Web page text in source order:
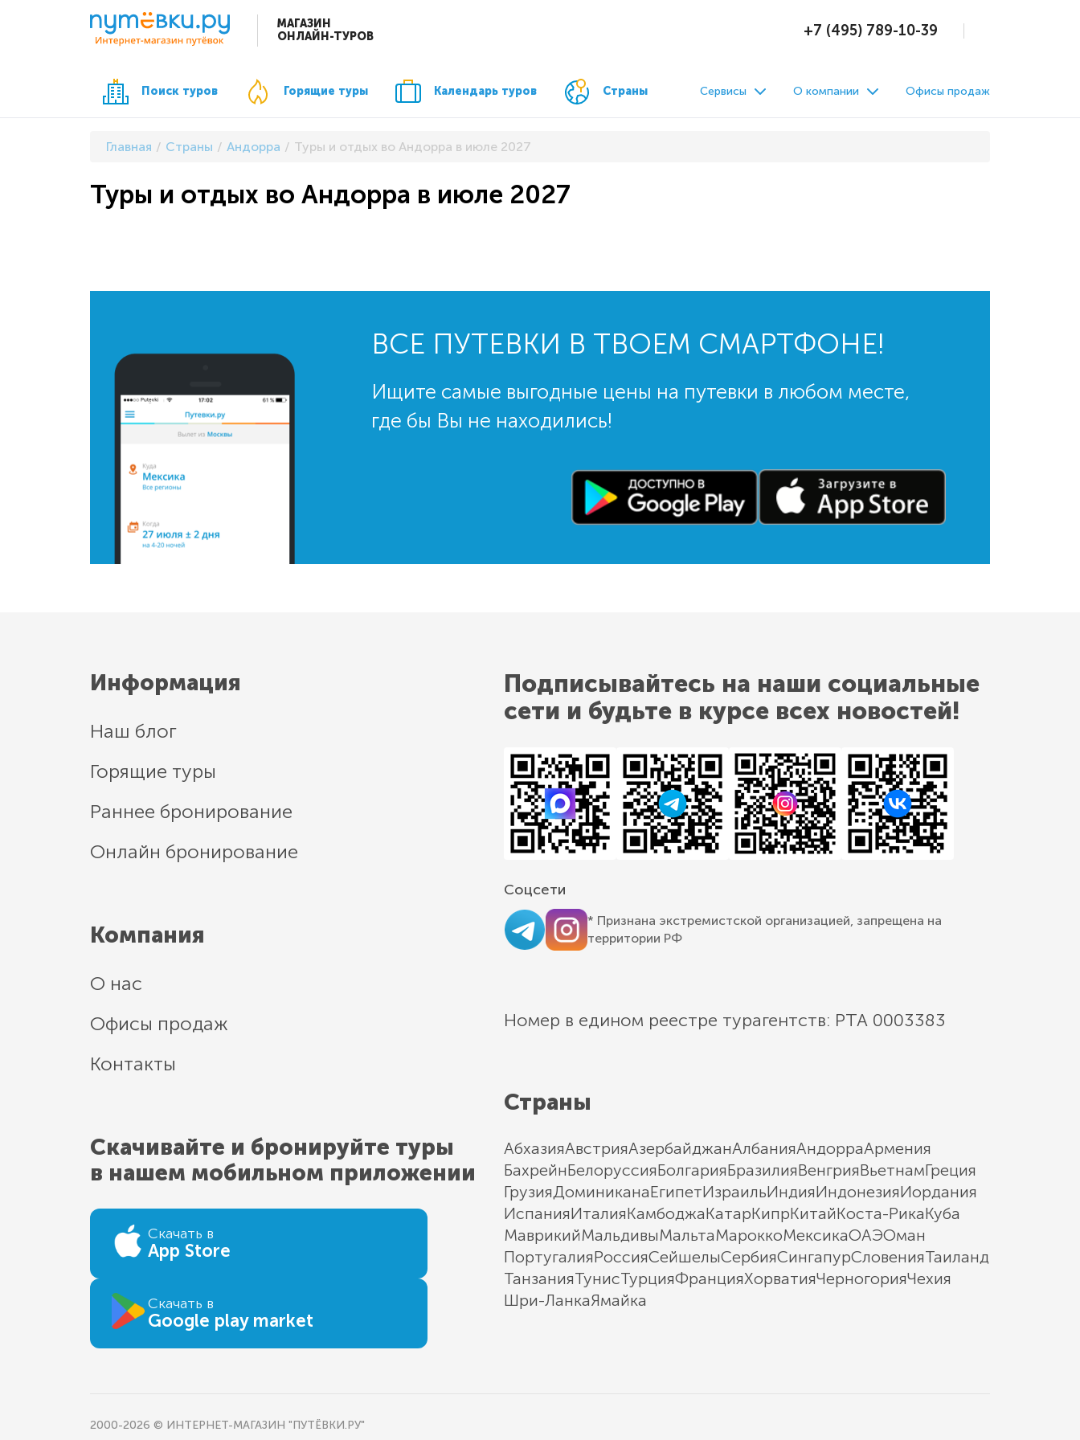
МАГАЗИН
ОНЛАЙН-ТУРОВ
+7 (495) 789-10-39
Поиск туров Горящие туры Календарь туров Страны Сервисы О компании Офисы продаж
Главная Страны Андорра Туры и отдых во Андорра в июле 2027
Туры и отдых во Андорра в июле 2027
ВСЕ ПУТЕВКИ В ТВОЕМ СМАРТФОНЕ!
Ищите самые выгодные цены на путевки в любом месте,
где бы Вы не находились!
Информация
Наш блог
Горящие туры
Раннее бронирование
Онлайн бронирование
Компания
О нас
Офисы продаж
Контакты
Скачивайте и бронируйте туры
в нашем мобильном приложении
Скачать в
App Store
Скачать в
Google play market
Подписывайтесь на наши социальные
сети и будьте в курсе всех новостей!
Соцсети
* Признана экстремистской организацией, запрещена на
территории РФ
Номер в едином реестре турагентств: РТА 0003383
Страны
АбхазияАвстрияАзербайджанАлбанияАндорраАрмения
БахрейнБелоруссияБолгарияБразилияВенгрияВьетнамГреция
ГрузияДоминиканаЕгипетИзраильИндияИндонезияИордания
ИспанияИталияКамбоджаКатарКипрКитайКоста-РикаКуба
МаврикийМальдивыМальтаМароккоМексикаОАЭОман
ПортугалияРоссияСейшелыСербияСингапурСловенияТаиланд
ТанзанияТунисТурцияФранцияХорватияЧерногорияЧехия
Шри-ЛанкаЯмайка
2000-2026 © ИНТЕРНЕТ-МАГАЗИН "ПУТЁВКИ.РУ"